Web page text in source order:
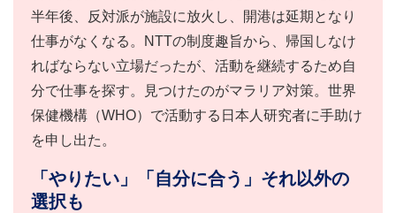
半年後、反対派が施設に放火し、開港は延期となり
仕事がなくなる。NTTの制度趣旨から、帰国しなけ
ればならない立場だったが、活動を継続するため自
分で仕事を探す。見つけたのがマラリア対策。世界
保健機構（WHO）で活動する日本人研究者に手助け
を申し出た。
「やりたい」「自分に合う」それ以外の
選択も